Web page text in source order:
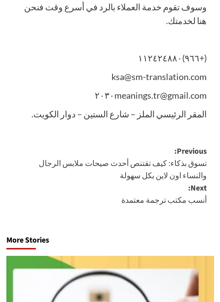
وسوف تقوم خدمة العملاء بالرد في أسرع وقت فنحن
هنا لخدمتك.
(+٩٦٦)١١٢٤٢٤٨٨٠
ksa@sm-translation.com
gmail.com@٢٠٣٠meanings.tr
المقر الرئيسي الملز – شارع الستين – دوار الكويت.
Post
navigation
Previous:
تسوق بذكاء: كيف تقتنص أحدث صيحات ملابس الرجال
والنساء اون لاين بكل سهولة
Next:
أنسب مكتب ترجمة معتمدة
More Stories